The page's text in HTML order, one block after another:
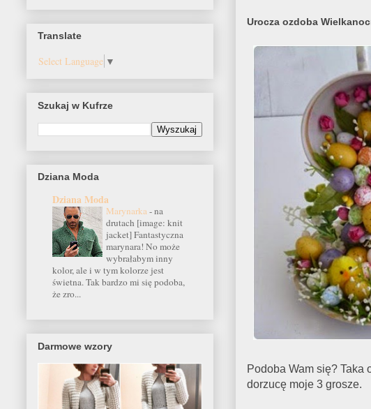
Urocza ozdoba
Podoba Wam się? Taka
dorzucę moje 3 grosze.
Translate
Select Language ▼
Szukaj w Kufrze
Dziana Moda
Dziana Moda
Marynarka-na
drutach [image: knit
jacket] Fantastyczna
marynara! No może
wybrałabym inny
kolor, ale i w tym kolorze jest
świetna. Tak bardzo mi się podoba,
że zro...
Darmowe wzory